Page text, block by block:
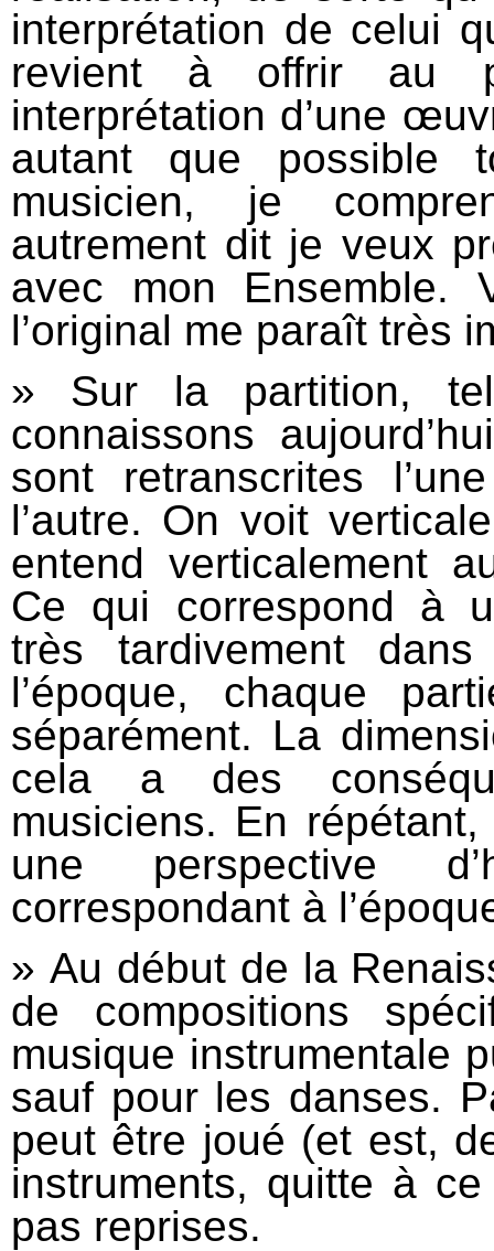
interprétation de celui
revient à offrir au
interprétation d’une
autant que possible
musicien, je
autrement dit je veux
avec mon Ensemble.
l’original me paraît très
» Sur la partition,
connaissons
sont retranscrites
l’autre. On voit
entend verticalement
Ce qui correspond à
très tardivement
l’époque, chaque
séparément. La
cela a des
musiciens. En
une perspective
correspondant à
» Au début de la
de compositions
musique instrumentale
sauf pour les danses.
peut être joué (et est,
instruments, quitte à
pas reprises.